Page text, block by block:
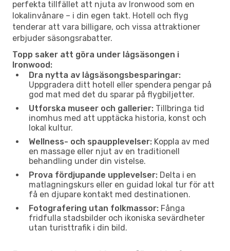
perfekta tillfället att njuta av Ironwood som en
lokalinvånare – i din egen takt. Hotell och flyg
tenderar att vara billigare, och vissa attraktioner
erbjuder säsongsrabatter.
Topp saker att göra under lågsäsongen i
Ironwood:
Dra nytta av lågsäsongsbesparingar:
Uppgradera ditt hotell eller spendera pengar på
god mat med det du sparar på flygbiljetter.
Utforska museer och gallerier: Tillbringa tid
inomhus med att upptäcka historia, konst och
lokal kultur.
Wellness- och spaupplevelser: Koppla av med
en massage eller njut av en traditionell
behandling under din vistelse.
Prova fördjupande upplevelser: Delta i en
matlagningskurs eller en guidad lokal tur för att
få en djupare kontakt med destinationen.
Fotografering utan folkmassor: Fånga
fridfulla stadsbilder och ikoniska sevärdheter
utan turisttrafik i din bild.